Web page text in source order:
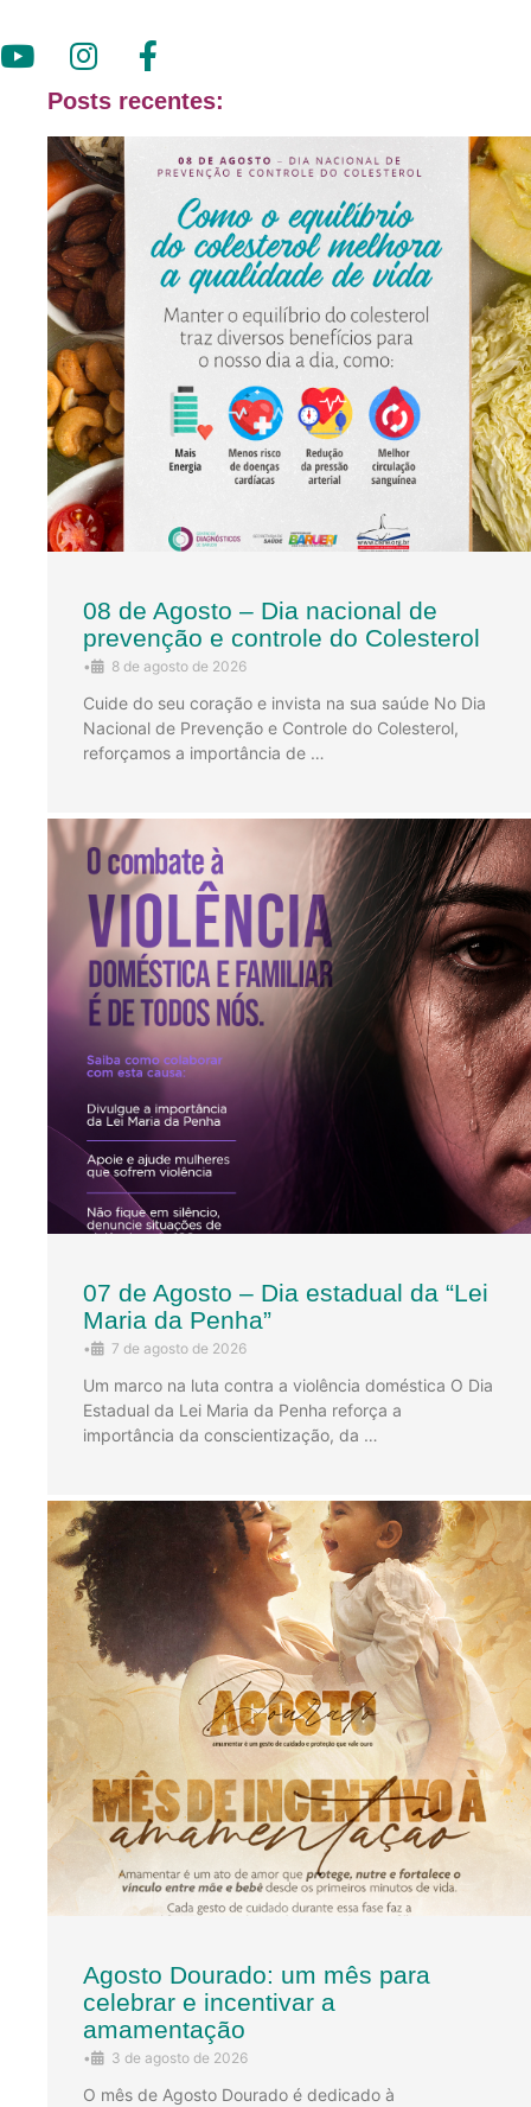
Posts recentes:
08 de Agosto – Dia nacional de
prevenção e controle do Colesterol
• 8 de agosto de 2026
Cuide do seu coração e invista na sua saúde No Dia
Nacional de Prevenção e Controle do Colesterol,
reforçamos a importância de …
07 de Agosto – Dia estadual da “Lei
Maria da Penha”
• 7 de agosto de 2026
Um marco na luta contra a violência doméstica O Dia
Estadual da Lei Maria da Penha reforça a
importância da conscientização, da …
Agosto Dourado: um mês para
celebrar e incentivar a
amamentação
• 3 de agosto de 2026
O mês de Agosto Dourado é dedicado à